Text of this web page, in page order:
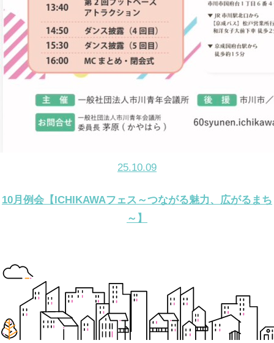
25.10.09
10月例会【ICHIKAWAフェス～つながる魅力、広がるまち
～】